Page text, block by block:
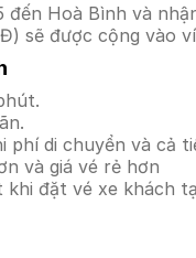
Hoà Bình và
sẽ được cộng vào
di chuyển và cả
và giá vé rẻ hơn
đặt vé xe khách